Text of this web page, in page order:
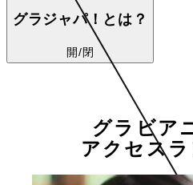
グラジャパ！とは？
開/閉
グラビア
アクセス